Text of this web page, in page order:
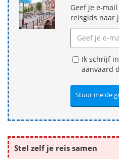
Geef je e-
reisgids naar
Ik schrijf
aanvaard
Stel zelf je reis samen